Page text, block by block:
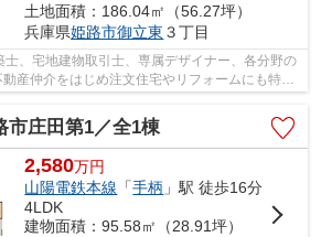
土地面積：186.04㎡（56.27坪）
兵庫県姫路市御立東 ３丁目
士、宅地建物取引士、専属デザイナー、各分野の
産仲介をはじめ注文住宅やリフォームにも特化
いに関する事は何でも気...
市庄田第1／全1棟
2,580万円
山陽電鉄本線 「手柄 」駅 徒歩16分
4LDK
建物面積：95.58㎡（28.91坪）